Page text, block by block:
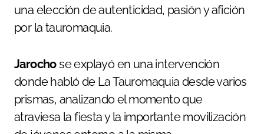
una elección de autenticidad, pasión y afición
por la tauromaquia.
Jarochose explayó en una intervención
donde habló de La Tauromaquia desde varios
prismas, analizando el momento que
atraviesa la fiesta y la importante movilización